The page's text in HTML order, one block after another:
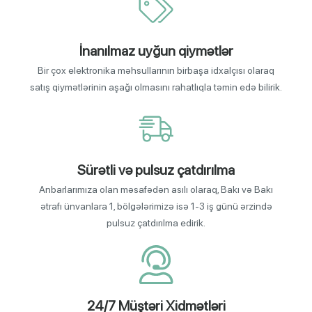
İnanılmaz uyğun qiymətlər
Bir çox elektronika məhsullarının birbaşa idxalçısı olaraq
satış qiymətlərinin aşağı olmasını rahatlıqla təmin edə bilirik.
Sürətli və pulsuz çatdırılma
Anbarlarımıza olan məsafədən asılı olaraq, Bakı və Bakı
ətrafı ünvanlara 1, bölgələrimizə isə 1-3 iş günü ərzində
pulsuz çatdırılma edirik.
24/7 Müştəri Xidmətləri